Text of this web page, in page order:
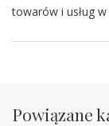
towarów i usług
Powiązane